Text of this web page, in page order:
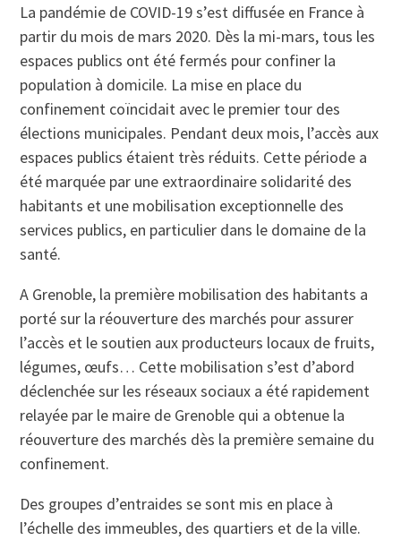
La pandémie de COVID-19 s’est diffusée en France à
partir du mois de mars 2020. Dès la mi-mars, tous les
espaces publics ont été fermés pour confiner la
population à domicile. La mise en place du
confinement coïncidait avec le premier tour des
élections municipales. Pendant deux mois, l’accès aux
espaces publics étaient très réduits. Cette période a
été marquée par une extraordinaire solidarité des
habitants et une mobilisation exceptionnelle des
services publics, en particulier dans le domaine de la
santé.
A Grenoble, la première mobilisation des habitants a
porté sur la réouverture des marchés pour assurer
l’accès et le soutien aux producteurs locaux de fruits,
légumes, œufs… Cette mobilisation s’est d’abord
déclenchée sur les réseaux sociaux a été rapidement
relayée par le maire de Grenoble qui a obtenue la
réouverture des marchés dès la première semaine du
confinement.
Des groupes d’entraides se sont mis en place à
l’échelle des immeubles, des quartiers et de la ville.